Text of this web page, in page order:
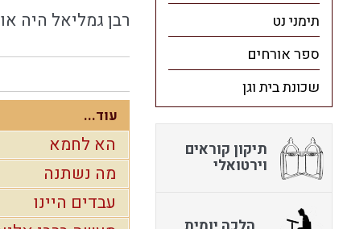
רבן גמליאל היה
עוד...
הא לחמא
מה נשתנה
עבדים היינו
תימני נט
ספר אורחים
שכונת בית וגן
תיקון קוראים
וירטואלי